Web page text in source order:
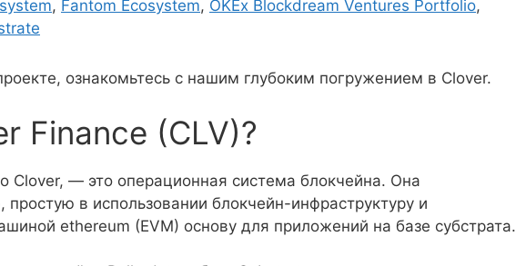
, Fantom Ecosystem, OKEx Blockdream Ventures Portfolio,
ознакомьтесь с нашим глубоким погружением в Clover.
Finance (CLV)?
Clover, — это операционная система блокчейна. Она
простую в использовании блокчейн-инфраструктуру и
ethereum (EVM) основу для приложений на базе субстрата.